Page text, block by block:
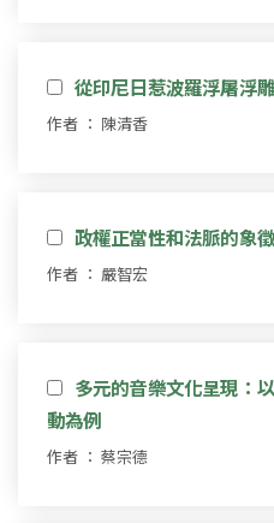
從印尼日惹波羅浮屠浮
作者 ： 陳清香
政權正當性和法脈的象
作者 ： 嚴智宏
多元的音樂文化呈現：
動為例
作者 ： 蔡宗德